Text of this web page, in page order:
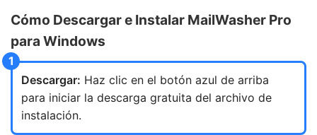
Cómo Descargar e Instalar MailWasher Pro
para Windows
Descargar: Haz clic en el botón azul de arriba
para iniciar la descarga gratuita del archivo de
instalación.